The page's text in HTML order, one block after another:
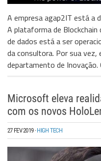
A empresa agap2IT está a
A plataforma de
de dados está a ser
da consultora. Por sua
departamento de Inovação.
Microsoft eleva
com os novos
27 FEV 2019·HIGH TECH